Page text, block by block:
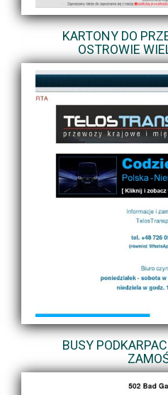
KARTONY DO
OSTROWIE
BUSY